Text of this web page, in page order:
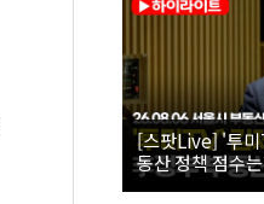
[스팟Live] '투미
동산 정책 점수
대토론회